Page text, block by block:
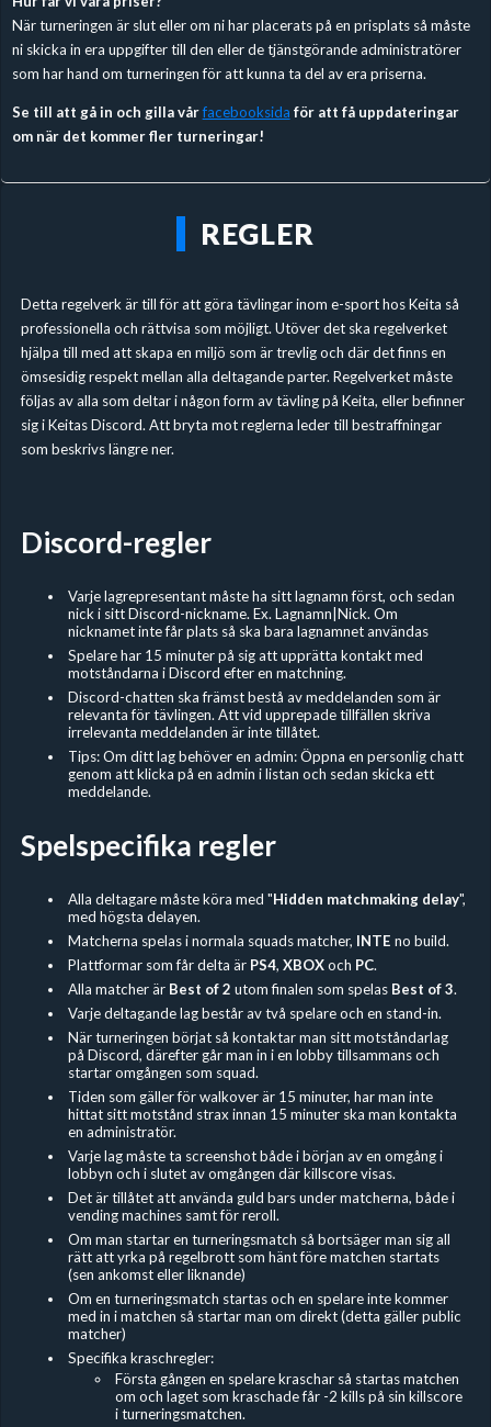
När turneringen är slut eller om ni har placerats på en prisplats så måste
ni skicka in era uppgifter till den eller de tjänstgörande administratörer
som har hand om turneringen för att kunna ta del av era priserna.
Se till att gå in och gilla vårfacebooksida för att få uppdateringar
om när det kommer fler turneringar!
REGLER
Detta regelverk är till för att göra tävlingar inom e-sport hos Keita så
professionella och rättvisa som möjligt. Utöver det ska regelverket
hjälpa till med att skapa en miljö som är trevlig och där det finns en
ömsesidig respekt mellan alla deltagande parter. Regelverket måste
följas av alla som deltar i någon form av tävling på Keita, eller befinner
sig i Keitas Discord. Att bryta mot reglerna leder till bestraffningar
som beskrivs längre ner.
Discord-regler
Varje lagrepresentant måste ha sitt lagnamn först, och sedan
nick i sitt Discord-nickname. Ex. Lagnamn|Nick. Om
nicknamet inte får plats så ska bara lagnamnet användas
Spelare har 15 minuter på sig att upprätta kontakt med
motståndarna i Discord efter en matchning.
Discord-chatten ska främst bestå av meddelanden som är
relevanta för tävlingen. Att vid upprepade tillfällen skriva
irrelevanta meddelanden är inte tillåtet.
Tips: Om ditt lag behöver en admin: Öppna en personlig chatt
genom att klicka på en admin i listan och sedan skicka ett
meddelande.
Spelspecifika regler
Alla deltagare måste köra med "Hidden matchmaking delay",
med högsta delayen.
Matcherna spelas i normala squads matcher, INTE no build.
Plattformar som får delta är PS4, XBOXoch PC.
Alla matcher är Best of 2 utom finalen som spelas Best of 3.
Varje deltagande lag består av två spelare och en stand-in.
När turneringen börjat så kontaktar man sitt motståndarlag
på Discord, därefter går man in i en lobby tillsammans och
startar omgången som squad.
Tiden som gäller för walkover är 15 minuter, har man inte
hittat sitt motstånd strax innan 15 minuter ska man kontakta
en administratör.
Varje lag måste ta screenshot både i början av en omgång i
lobbyn och i slutet av omgången där killscore visas.
Det är tillåtet att använda guld bars under matcherna, både i
vending machines samt för reroll.
Om man startar en turneringsmatch så bortsäger man sig all
rätt att yrka på regelbrott som hänt före matchen startats
(sen ankomst eller liknande)
Om en turneringsmatch startas och en spelare inte kommer
med in i matchen så startar man om direkt (detta gäller public
matcher)
Specifika kraschregler:
Första gången en spelare kraschar så startas matchen
om och laget som kraschade får -2 kills på sin killscore
i turneringsmatchen.